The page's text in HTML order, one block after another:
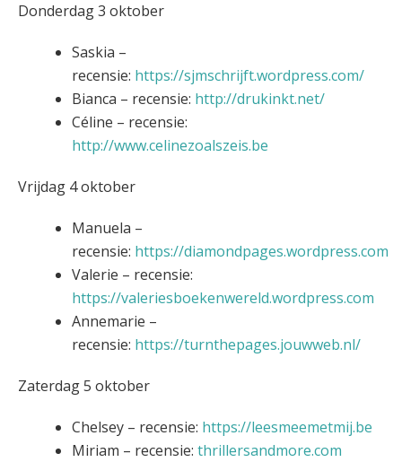
Donderdag 3 oktober
Saskia –
recensie: https://sjmschrijft.wordpress.com/
Bianca – recensie: http://drukinkt.net/
Céline – recensie:
http://www.celinezoalszeis.be
Vrijdag 4 oktober
Manuela –
recensie: https://diamondpages.wordpress.com
Valerie – recensie:
https://valeriesboekenwereld.wordpress.com
Annemarie –
recensie: https://turnthepages.jouwweb.nl/
Zaterdag 5 oktober
Chelsey – recensie: https://leesmeemetmij.be
Miriam – recensie: thrillersandmore.com